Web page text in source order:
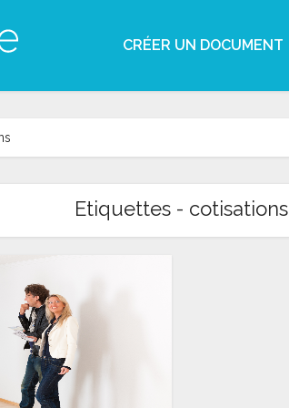
CRÉER UN DOCUMENT
Etiquettes - cotisations